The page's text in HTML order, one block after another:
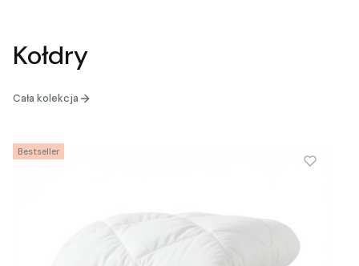
Kołdry
Cała kolekcja
Bestseller